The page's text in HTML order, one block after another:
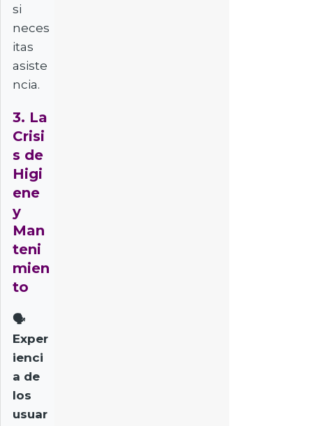
si
neces
itas
asiste
ncia.
3. La
Crisi
s de
Higi
ene
y
Man
teni
mien
to
🗣️
Exper
ienci
a de
los
usuar